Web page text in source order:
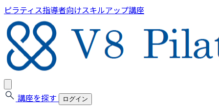
ピラティス指導者向けスキルアップ講座
講座を探す ログイン